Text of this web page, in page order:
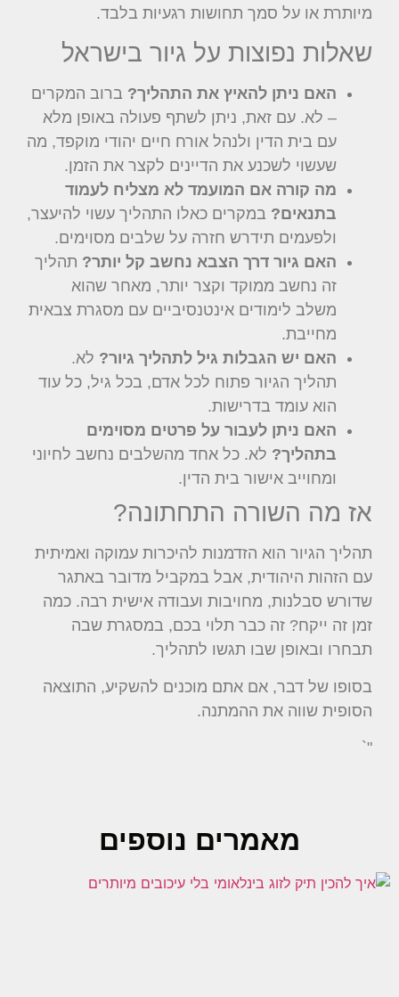
מיותרת או על סמך תחושות רגעיות בלבד.
שאלות נפוצות על גיור בישראל
האם ניתן להאיץ את התהליך? ברוב המקרים
– לא. עם זאת, ניתן לשתף פעולה באופן מלא
עם בית הדין ולנהל אורח חיים יהודי מוקפד, מה
שעשוי לשכנע את הדיינים לקצר את הזמן.
מה קורה אם המועמד לא מצליח לעמוד
בתנאים? במקרים כאלו התהליך עשוי להיעצר,
ולפעמים תידרש חזרה על שלבים מסוימים.
האם גיור דרך הצבא נחשב קל יותר? תהליך
זה נחשב ממוקד וקצר יותר, מאחר שהוא
משלב לימודים אינטנסיביים עם מסגרת צבאית
מחייבת.
האם יש הגבלות גיל לתהליך גיור? לא.
תהליך הגיור פתוח לכל אדם, בכל גיל, כל עוד
הוא עומד בדרישות.
האם ניתן לעבור על פרטים מסוימים
בתהליך? לא. כל אחד מהשלבים נחשב לחיוני
ומחוייב אישור בית הדין.
אז מה השורה התחתונה?
תהליך הגיור הוא הזדמנות להיכרות עמוקה ואמיתית
עם הזהות היהודית, אבל במקביל מדובר באתגר
שדורש סבלנות, מחויבות ועבודה אישית רבה. כמה
זמן זה ייקח? זה כבר תלוי בכם, במסגרת שבה
תבחרו ובאופן שבו תגשו לתהליך.
בסופו של דבר, אם אתם מוכנים להשקיע, התוצאה
הסופית שווה את ההמתנה.
"`
מאמרים נוספים